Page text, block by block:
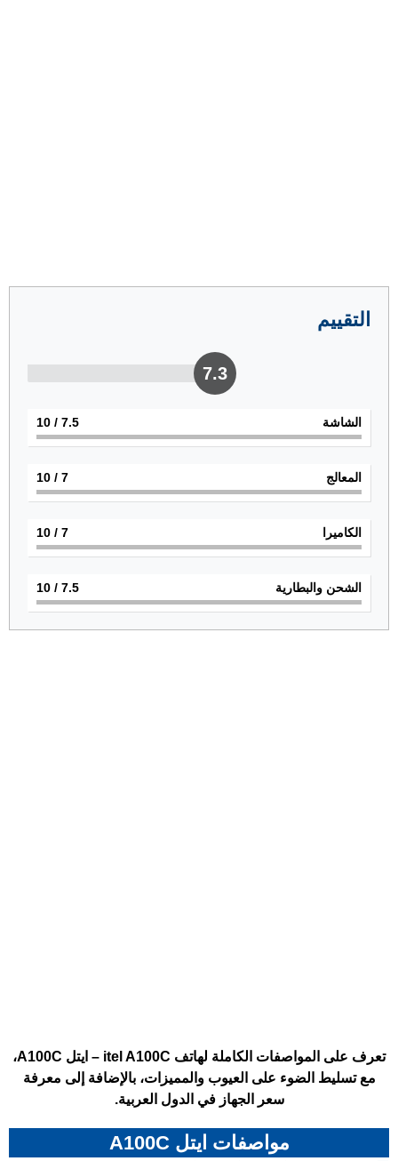
التقييم
7.3
الشاشة 7.5
/ 10
المعالج 7
/ 10
الكاميرا 7
/ 10
الشحن والبطارية 7.5
/ 10
تعرف على المواصفات الكاملة لهاتف itel A100C – ايتل A100C،
مع تسليط الضوء على العيوب والمميزات، بالإضافة إلى معرفة
سعر الجهاز في الدول العربية.
مواصفات ايتل A100C